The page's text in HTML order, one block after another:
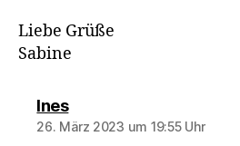
Liebe Grüße
Sabine
Inessagt:
26. März 2023 um 19:55 Uhr